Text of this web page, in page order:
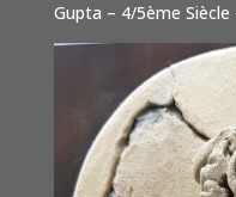
Gupta – 4/5ème Siècle